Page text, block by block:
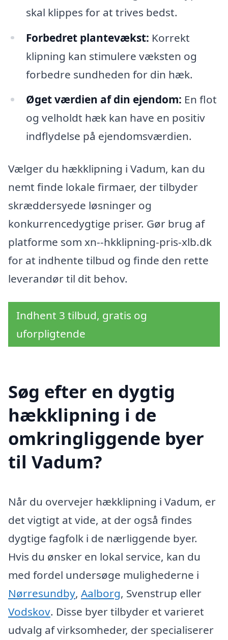
skal klippes for at trives bedst.
Forbedret plantevækst: Korrekt
klipning kan stimulere væksten og
forbedre sundheden for din hæk.
Øget værdien af din ejendom: En flot
og velholdt hæk kan have en positiv
indflydelse på ejendomsværdien.
Vælger du hækklipning i Vadum, kan du
nemt finde lokale firmaer, der tilbyder
skræddersyede løsninger og
konkurrencedygtige priser. Gør brug af
platforme som xn--hkklipning-pris-xlb.dk
for at indhente tilbud og finde den rette
leverandør til dit behov.
Indhent 3 tilbud, gratis og
uforpligtende
Søg efter en dygtig
hækklipning i de
omkringliggende byer
til Vadum?
Når du overvejer hækklipning i Vadum, er
det vigtigt at vide, at der også findes
dygtige fagfolk i de nærliggende byer.
Hvis du ønsker en lokal service, kan du
med fordel undersøge mulighederne i
Nørresundby, Aalborg, Svenstrup eller
Vodskov. Disse byer tilbyder et varieret
udvalg af virksomheder, der specialiserer